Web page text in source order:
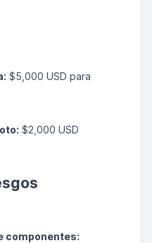
$5,000 USD para
$2,000 USD
componentes: